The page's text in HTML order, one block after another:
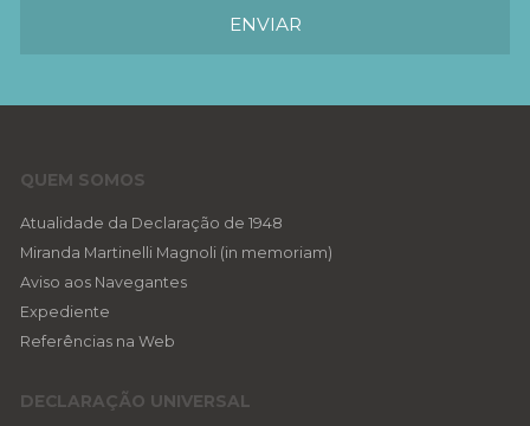
QUEM SOMOS
Atualidade da Declaração de 1948
Miranda Martinelli Magnoli (in memoriam)
Aviso aos Navegantes
Expediente
Referências na Web
DECLARAÇÃO UNIVERSAL